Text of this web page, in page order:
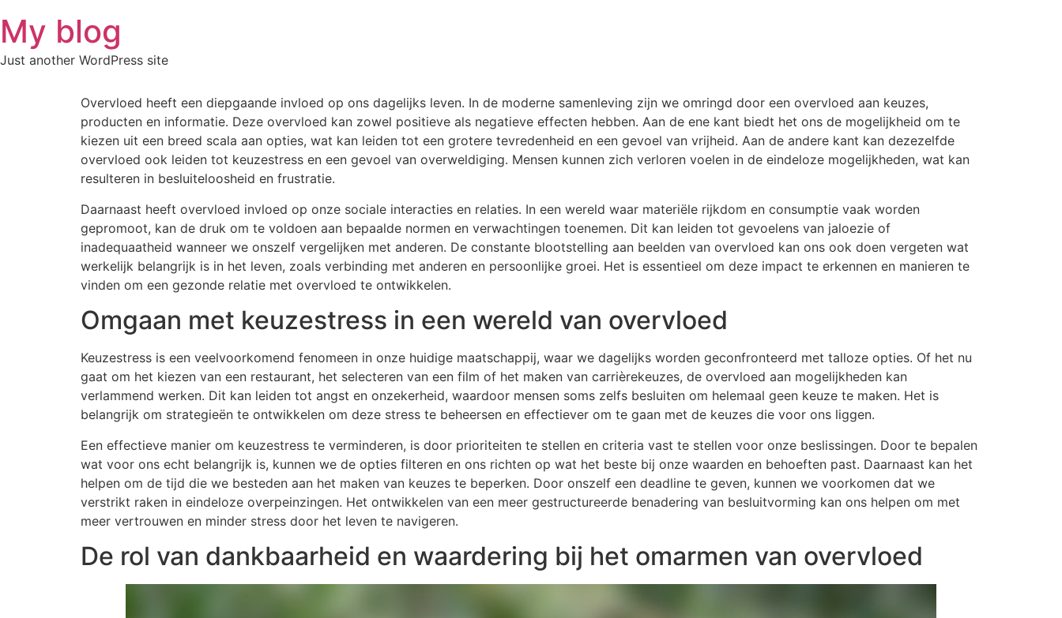
to
content
My blog
Just another WordPress site
Overvloed heeft een diepgaande invloed op ons dagelijks leven. In de moderne samenleving zijn we omringd door een overvloed aan keuzes,
producten en informatie. Deze overvloed kan zowel positieve als negatieve effecten hebben. Aan de ene kant biedt het ons de mogelijkheid om te
kiezen uit een breed scala aan opties, wat kan leiden tot een grotere tevredenheid en een gevoel van vrijheid. Aan de andere kant kan dezezelfde
overvloed ook leiden tot keuzestress en een gevoel van overweldiging. Mensen kunnen zich verloren voelen in de eindeloze mogelijkheden, wat kan
resulteren in besluiteloosheid en frustratie.
Daarnaast heeft overvloed invloed op onze sociale interacties en relaties. In een wereld waar materiële rijkdom en consumptie vaak worden
gepromoot, kan de druk om te voldoen aan bepaalde normen en verwachtingen toenemen. Dit kan leiden tot gevoelens van jaloezie of
inadequaatheid wanneer we onszelf vergelijken met anderen. De constante blootstelling aan beelden van overvloed kan ons ook doen vergeten wat
werkelijk belangrijk is in het leven, zoals verbinding met anderen en persoonlijke groei. Het is essentieel om deze impact te erkennen en manieren te
vinden om een gezonde relatie met overvloed te ontwikkelen.
Omgaan met keuzestress in een wereld van overvloed
Keuzestress is een veelvoorkomend fenomeen in onze huidige maatschappij, waar we dagelijks worden geconfronteerd met talloze opties. Of het nu
gaat om het kiezen van een restaurant, het selecteren van een film of het maken van carrièrekeuzes, de overvloed aan mogelijkheden kan
verlammend werken. Dit kan leiden tot angst en onzekerheid, waardoor mensen soms zelfs besluiten om helemaal geen keuze te maken. Het is
belangrijk om strategieën te ontwikkelen om deze stress te beheersen en effectiever om te gaan met de keuzes die voor ons liggen.
Een effectieve manier om keuzestress te verminderen, is door prioriteiten te stellen en criteria vast te stellen voor onze beslissingen. Door te bepalen
wat voor ons echt belangrijk is, kunnen we de opties filteren en ons richten op wat het beste bij onze waarden en behoeften past. Daarnaast kan het
helpen om de tijd die we besteden aan het maken van keuzes te beperken. Door onszelf een deadline te geven, kunnen we voorkomen dat we
verstrikt raken in eindeloze overpeinzingen. Het ontwikkelen van een meer gestructureerde benadering van besluitvorming kan ons helpen om met
meer vertrouwen en minder stress door het leven te navigeren.
De rol van dankbaarheid en waardering bij het omarmen van overvloed